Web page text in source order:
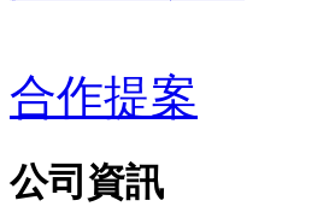
合作提案
公司資訊